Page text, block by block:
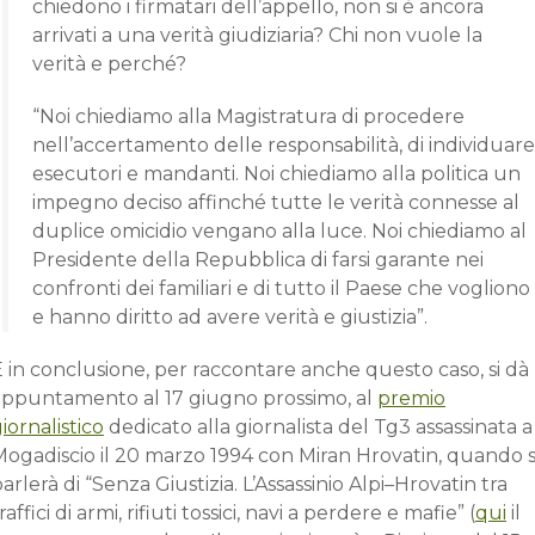
chiedono i firmatari dell’appello, non si è ancora
arrivati a una verità giudiziaria? Chi non vuole la
verità e perché?
“Noi chiediamo alla Magistratura di procedere
nell’accertamento delle responsabilità, di individuare
esecutori e mandanti. Noi chiediamo alla politica un
impegno deciso affinché tutte le verità connesse al
duplice omicidio vengano alla luce. Noi chiediamo al
Presidente della Repubblica di farsi garante nei
confronti dei familiari e di tutto il Paese che vogliono
e hanno diritto ad avere verità e giustizia”.
in conclusione, per raccontare anche questo caso, si dà
al 17 giugno prossimo, al premio
dedicato alla giornalista del Tg3 assassinata a
il 20 marzo 1994 con Miran Hrovatin, quando
di “Senza Giustizia. L’Assassinio Alpi–Hrovatin tra
di armi, rifiuti tossici, navi a perdere e mafie” (qui il